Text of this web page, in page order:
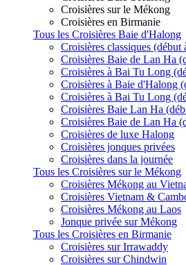
Croisières sur le Mékong
Croisières en Birmanie
Tous les Croisières Baie d'Halong
Croisières classiques (début
Croisières Baie de Lan Ha
Croisières à Bai Tu Long
Croisières à Baie d'Halong
Croisières à Bai Tu Long
Croisières Baie Lan Ha
Croisières Baie de Lan Ha
Croisières de luxe Halong
Croisières jonques privées
Croisières dans la journée
Tous les Croisières sur le Mékong
Croisières Mékong au
Croisières Vietnam &
Croisières Mékong au Laos
Jonque privée sur Mékong
Tous les Croisières en Birmanie
Croisières sur Irrawaddy
Croisières sur Chindwin